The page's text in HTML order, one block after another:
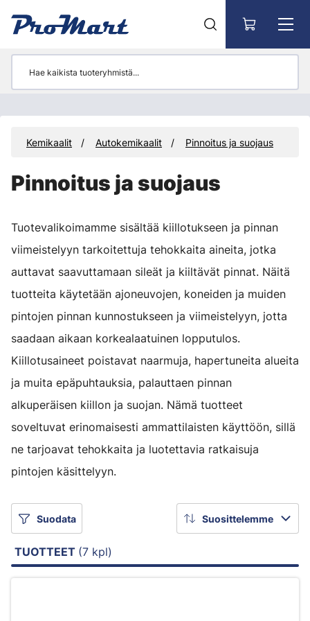
Kemikaalit Autokemikaalit Pinnoitus ja suojaus
Pinnoitus ja suojaus
Tuotevalikoimamme sisältää kiillotukseen ja pinnan
viimeistelyyn tarkoitettuja tehokkaita aineita, jotka
auttavat saavuttamaan sileät ja kiiltävät pinnat. Näitä
tuotteita käytetään ajoneuvojen, koneiden ja muiden
pintojen pinnan kunnostukseen ja viimeistelyyn, jotta
saadaan aikaan korkealaatuinen lopputulos.
Kiillotusaineet poistavat naarmuja, hapertuneita alueita
ja muita epäpuhtauksia, palauttaen pinnan
alkuperäisen kiillon ja suojan. Nämä tuotteet
soveltuvat erinomaisesti ammattilaisten käyttöön, sillä
ne tarjoavat tehokkaita ja luotettavia ratkaisuja
pintojen käsittelyyn.
Suodata Suosittelemme
TUOTTEET (7 kpl)